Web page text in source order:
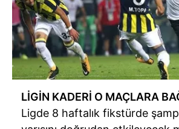
LİGİN KADERİ O MAÇLARA
Ligde 8 haftalık fikstürde